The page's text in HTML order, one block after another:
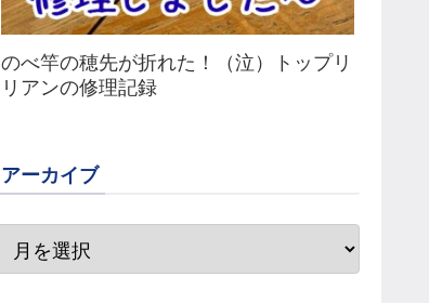
のべ竿の穂先が折れた！（泣）トップリ
リアンの修理記録
アーカイブ